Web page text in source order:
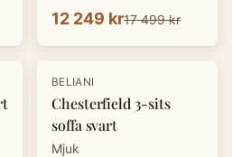
12 249 kr17 499 kr
-10 %
BELIANI
Chesterfield 3-sits
soffa svart
Mjuk